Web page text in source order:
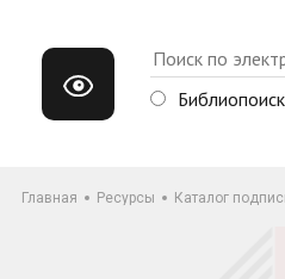
Библиопоиск
Главная Ресурсы Каталог